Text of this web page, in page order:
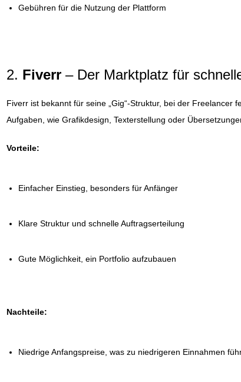
Gebühren für die Nutzung der Plattform
2. Fiverr – Der Marktplatz für
Fiverr ist bekannt für seine „Gig“-Struktur, bei der
Aufgaben, wie Grafikdesign, Texterstellung oder
Vorteile:
Einfacher Einstieg, besonders für Anfänger
Klare Struktur und schnelle Auftragserteilung
Gute Möglichkeit, ein Portfolio aufzubauen
Nachteile:
Niedrige Anfangspreise, was zu niedrigeren Einnahmen